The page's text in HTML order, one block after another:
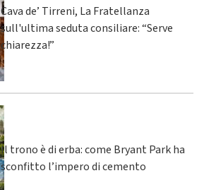
Cava de’ Tirreni, La Fratellanza
sull'ultima seduta consiliare: “Serve
chiarezza!”
Il trono è di erba: come Bryant Park ha
sconfitto l’impero di cemento